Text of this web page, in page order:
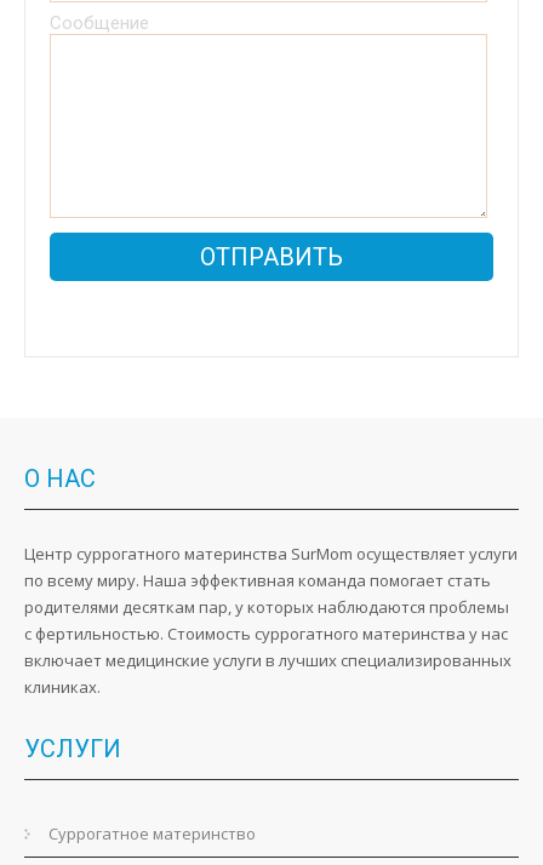
Сообщение
О НАС
Центр суррогатного материнства SurMom осуществляет услуги
по всему миру. Наша эффективная команда помогает стать
родителями десяткам пар, у которых наблюдаются проблемы
с фертильностью. Стоимость суррогатного материнства у нас
включает медицинские услуги в лучших специализированных
клиниках.
УСЛУГИ
Суррогатное материнство